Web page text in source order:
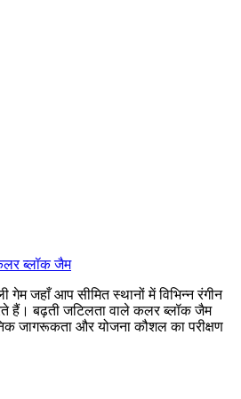
ब्लॉक जैम
गेम जहाँ आप सीमित स्थानों में विभिन्न रंगीन
हैं। बढ़ती जटिलता वाले कलर ब्लॉक जैम
जागरूकता और योजना कौशल का परीक्षण